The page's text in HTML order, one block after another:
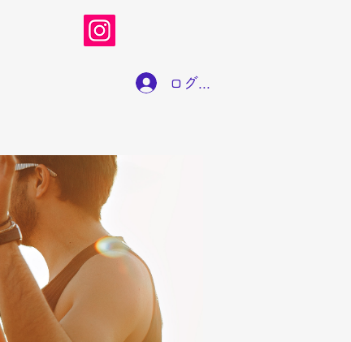
ログイン